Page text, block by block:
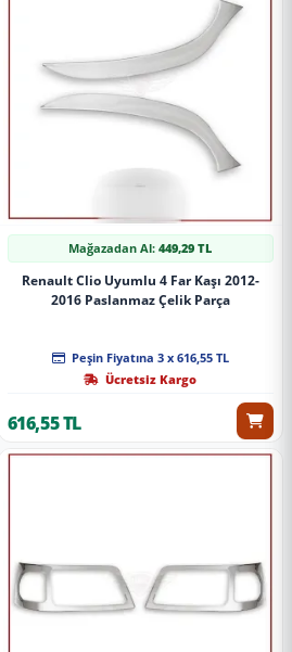
Mağazadan Al:449,29 TL
Renault Clio Uyumlu 4 Far Kaşı 2012-
2016 Paslanmaz Çelik Parça
Peşin Fiyatına 3 x 616,55 TL
Ücretsiz Kargo
616,55 TL